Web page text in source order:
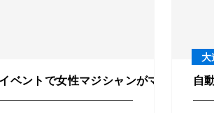
射水市
ベントで女性マジシャンがマジックシ
大
自